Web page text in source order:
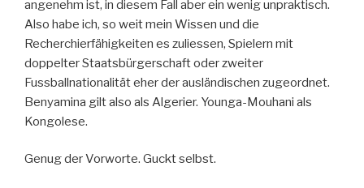
angenehm ist, in diesem Fall aber ein wenig unpraktisch.
Also habe ich, so weit mein Wissen und die
Recherchierfähigkeiten es zuliessen, Spielern mit
doppelter Staatsbürgerschaft oder zweiter
Fussballnationalität eher der ausländischen zugeordnet.
Benyamina gilt also als Algerier. Younga-Mouhani als
Kongolese.
Genug der Vorworte. Guckt selbst.